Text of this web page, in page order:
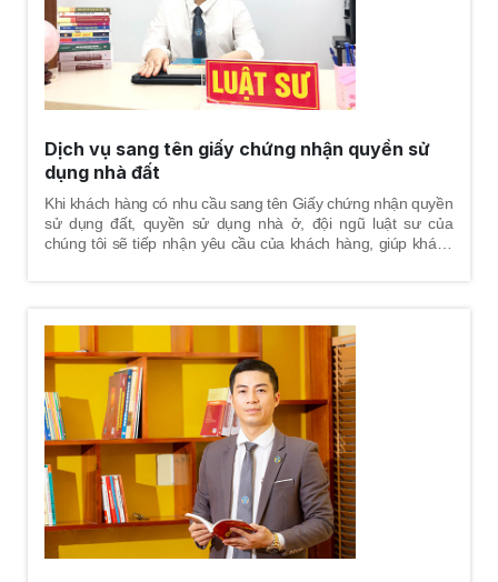
Dịch vụ sang tên giấy chứng nhận quyền sử
dụng nhà đất
Khi khách hàng có nhu cầu sang tên Giấy chứng nhận quyền
sử dụng đất, quyền sử dụng nhà ở, đội ngũ luật sư của
chúng tôi sẽ tiếp nhận yêu cầu của khách hàng, giúp khách
quyền sử dụng đất, quyền sử dụng nhà ở cho khách hàng